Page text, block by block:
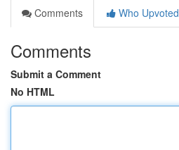
Comments
Who Upvoted
Comments
Submit a Comment
No HTML